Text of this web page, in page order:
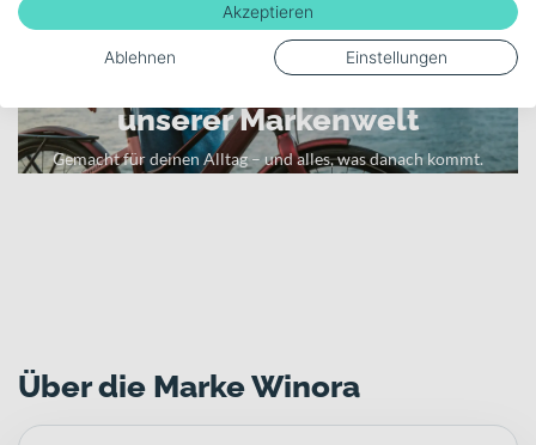
Mobilität für alle.
unserer Markenwelt
Gemacht für deinen Alltag – und alles, was danach kommt.
Über die Marke Winora
Akzeptieren
Ablehnen Einstellungen